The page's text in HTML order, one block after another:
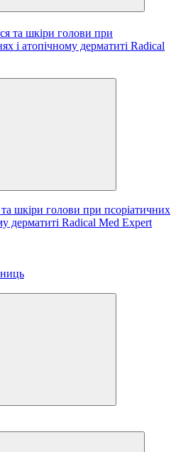
шкіри голови при псоріатичних
дерматиті Radical Med Expert